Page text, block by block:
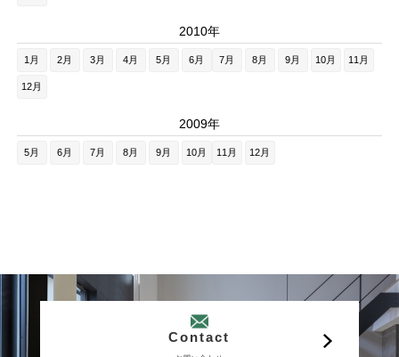
2010年
1月 2月 3月 4月 5月 6月 7月 8月 9月 10月 11月
12月
2009年
5月 6月 7月 8月 9月 10月 11月 12月
Contact